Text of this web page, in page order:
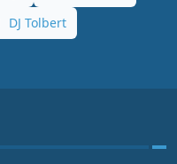
DJ Tolbert